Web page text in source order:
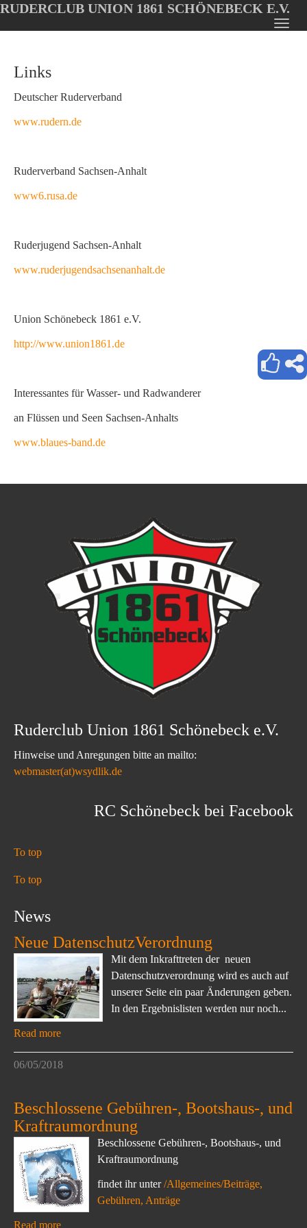
Oops, an error occurred! Code: 2026080800145423215347
main
RUDERCLUB UNION 1861 SCHÖNEBECK E.V.
Links
Deutscher Ruderverband
www.rudern.de
Ruderverband Sachsen-Anhalt
www6.rusa.de
Ruderjugend Sachsen-Anhalt
www.ruderjugendsachsenanhalt.de
Union Schönebeck 1861 e.V.
http://www.union1861.de
Interessantes für Wasser- und Radwanderer
an Flüssen und Seen Sachsen-Anhalts
www.blaues-band.de
Ruderclub Union 1861 Schönebeck e.V.
Hinweise und Anregungen bitte an mailto:
webmaster(at)wsydlik.de
RC Schönebeck bei Facebook
To top
To top
News
Neue DatenschutzVerordnung
Mit dem Inkrafttreten der neuen
Datenschutzverordnung wird es auch auf
unserer Seite ein paar Änderungen geben.
In den Ergebnislisten werden nur noch...
Read more
06/05/2018
Beschlossene Gebühren-, Bootshaus-, und
Kraftraumordnung
Beschlossene Gebühren-, Bootshaus-, und
Kraftraumordnung
findet ihr unter/Allgemeines/Beiträge,
Gebühren, Anträge
Read more